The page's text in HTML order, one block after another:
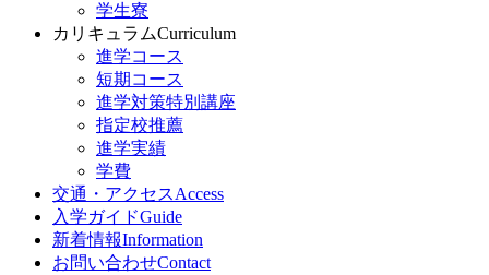
学生寮
カリキュラムCurriculum
進学コース
短期コース
進学対策特別講座
指定校推薦
進学実績
学費
交通・アクセスAccess
入学ガイドGuide
新着情報Information
お問い合わせContact